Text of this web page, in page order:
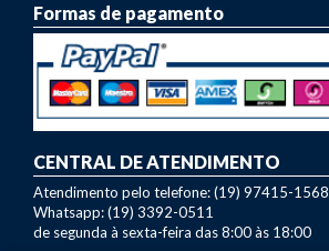
Formas de pagamento
CENTRAL DE ATENDIMENTO
Atendimento pelo telefone: (19) 97415-1568
Whatsapp: (19) 3392-0511
de segunda à sexta-feira das 8:00 às 18:00